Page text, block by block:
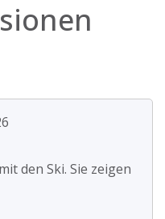
den Ski. Sie zeigen